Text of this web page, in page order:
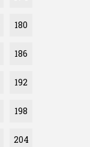
180
186
192
198
204